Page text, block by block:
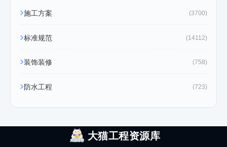
施工方案 (3700)
标准规范 (14112)
装饰装修 (758)
防水工程 (723)
大猫工程资源库